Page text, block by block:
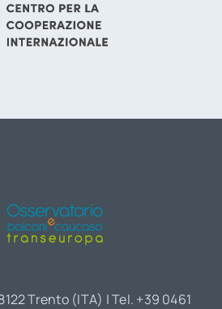
Trento (ITA) | Tel. +39 0461